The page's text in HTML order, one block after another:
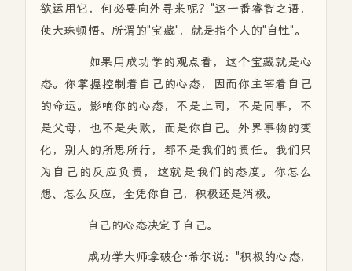
欲运用它，何必要向外寻来呢？"这一番睿智之语，
使大珠顿悟。所谓的"宝藏"，就是指个人的"自性"。
如果用成功学的观点看，这个宝藏就是心
态。你掌握控制着自己的心态，因而你主宰着自己
的命运。影响你的心态，不是上司，不是同事，不
是父母，也不是失败，而是你自己。外界事物的变
化，别人的所思所行，都不是我们的责任。我们只
为自己的反应负责，这就是我们的态度。你怎么
想、怎么反应，全凭你自己，积极还是消极。
自己的心态决定了自己。
成功学大师拿破仑·希尔说："积极的心态，